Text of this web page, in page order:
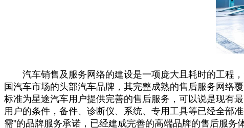
汽车销售及服务网络的建设是一项庞大且耗时的工程
国汽车市场的头部汽车品牌，其完整成熟的售后服务网络
标准为星途汽车用户提供完善的售后服务，可以说是现有
用户的条件，备件、诊断仪、系统、专用工具等已经全部
需”的品牌服务承诺，已经建成完善的高端品牌的售后服